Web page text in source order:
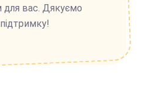
для вас. Дякуємо